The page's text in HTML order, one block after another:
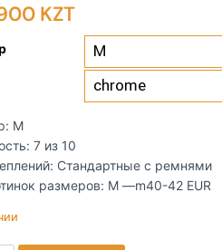
KZT
M
7 из 10
Стандартные с ремнями
размеров: M —m40-42 EUR